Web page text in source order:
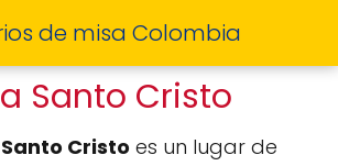
de misa Colombia
Santo Cristo
Cristo es un lugar de